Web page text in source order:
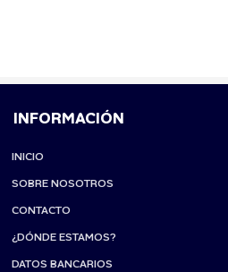
INFORMACIÓN
INICIO
SOBRE NOSOTROS
CONTACTO
¿DÓNDE ESTAMOS?
DATOS BANCARIOS